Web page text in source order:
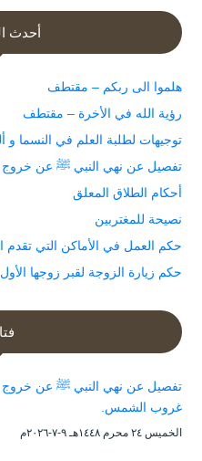
أحدث
هلموا الى ربكم – مقتطف
رؤية الله في الأخرة – مقتطف
توجيهات لطلبة العلم في النسما و
تفصيل عن نهي النبي ﷺ عن خروج
أحكام الطلاق المعلق
نصيحة للمغتربين
حكم العمل في الأماكن التي تقدم
حكم زيارة الزوجة لقبر زوجها الأول
تفصيل عن نهي النبي ﷺ عن خروج
غروب الشمس.
الخميس ۲٤ محرم ۱٤٤۸هـ ۹-۷-۲۰۲٦م